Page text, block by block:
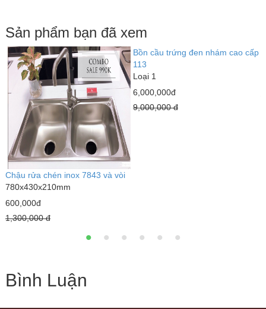
Sản phẩm bạn đã xem
Chậu rửa chén inox 7843 và vòi
780x430x210mm
600,000đ
1,300,000 đ
Bồn cầu trứng đen nhám cao cấp
113
Loại 1
6,000,000đ
9,000,000 đ
Bình Luận